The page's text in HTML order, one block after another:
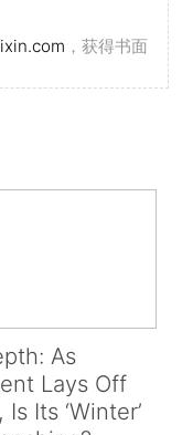
，获得书面
As
Lays Off
Its ‘Winter’